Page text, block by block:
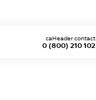
0 (800) 210 102
caHeader.contact